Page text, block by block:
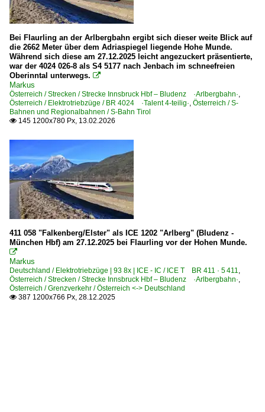
Bei Flaurling an der Arlbergbahn ergibt sich dieser weite Blick auf
die 2662 Meter über dem Adriaspiegel liegende Hohe Munde.
Während sich diese am 27.12.2025 leicht angezuckert präsentierte,
war der 4024 026-8 als S4 5177 nach Jenbach im schneefreien
Oberinntal unterwegs. 
Markus
Österreich / Strecken / Strecke Innsbruck Hbf – Bludenz ·Arlbergbahn·,
Österreich / Elektrotriebzüge / BR 4024 ·Talent 4-teilig·, Österreich / S-
Bahnen und Regionalbahnen / S-Bahn Tirol
 145 1200x780 Px, 13.02.2026
411 058 "Falkenberg/Elster" als ICE 1202 "Arlberg" (Bludenz -
München Hbf) am 27.12.2025 bei Flaurling vor der Hohen Munde.

Markus
Deutschland / Elektrotriebzüge | 93 8x | ICE - IC / ICE T BR 411 · 5 411,
Österreich / Strecken / Strecke Innsbruck Hbf – Bludenz ·Arlbergbahn·,
Österreich / Grenzverkehr / Österreich <-> Deutschland
 387 1200x766 Px, 28.12.2025